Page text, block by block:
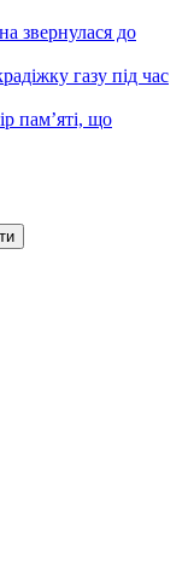
звернулася до
газу під час
пам’яті, що